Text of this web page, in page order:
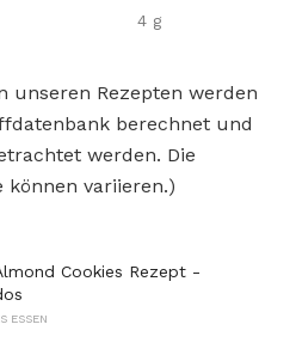
4 g
unseren Rezepten werden
berechnet und
werden. Die
können variieren.)
Cookies Rezept -
ESSEN